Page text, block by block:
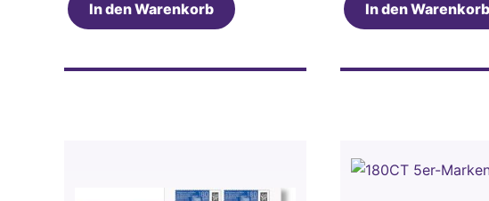
In den Warenkorb In den Warenkorb